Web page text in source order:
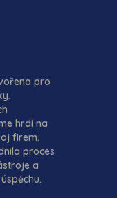
pro
hrdí na
firem.
proces
a